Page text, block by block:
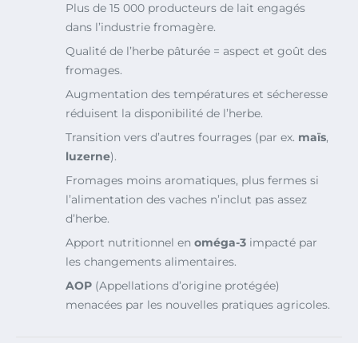
Plus de 15 000 producteurs de lait engagés
dans l’industrie fromagère.
Qualité de l’herbe pâturée = aspect et goût des
fromages.
Augmentation des températures et sécheresse
réduisent la disponibilité de l’herbe.
Transition vers d’autres fourrages (par ex. maïs,
luzerne).
Fromages moins aromatiques, plus fermes si
l’alimentation des vaches n’inclut pas assez
d’herbe.
Apport nutritionnel en oméga-3 impacté par
les changements alimentaires.
AOP (Appellations d’origine protégée)
menacées par les nouvelles pratiques agricoles.